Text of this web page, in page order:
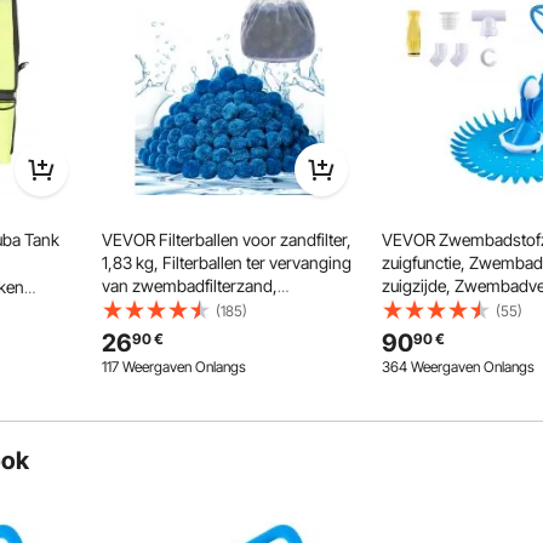
Snelle en veilige levering
30 dagen gratis retourneren
24/7 Attente Service
Tank
voor
VEVOR Filterballen voor zandfilter,
1,83 kg, Filterballen ter vervanging
van zwembadfilterzand,
Herbruikbaar blauw
polyestervezelfiltermateriaal met
waszak, voor zwembad, aquarium,
bovengronds zwembad
(185)
2690€
117 Weergaven Onlangs
VEVOR
zuigfunctie,
zuigzijde,
slangen, Geschikt
opbouwzwembaden
m, Blauw
(55)
9090€
364 Weergaven Onlangs